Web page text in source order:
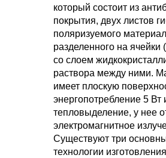
который состоит из
покрытия, двух листов
поляризуемого
разделенного на ячейки
со слоем
раствора между ними.
имеет плоскую
энергопотребление 5 Вт
тепловыделение, у нее
электромагнитное
Существуют три
технологии